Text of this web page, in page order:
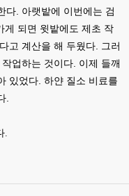
다. 아랫밭에 이번에는 검
게 되면 윗밭에도 제초 작
고 계산을 해 두웠다. 그러
업하는 것이다. 이제 들깨
있었다. 하얀 질소 비료를
.
.